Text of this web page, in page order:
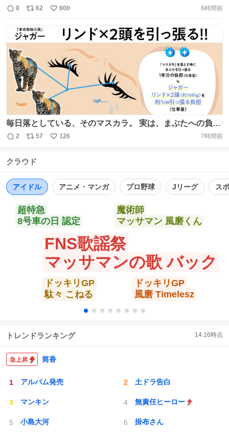
🥰 受付嬢の変装するって決めたの本人だけどメイクはセン
返
0
リ
ス
ト
数
62
い
数
800 6時間前
毎日落としている、そのマスカラ。 実は、まぶたへの負担
を1年分に換算すると 約168kgになると言われています😳
@tobuzoo7 📍しながわ水族館 @Shinagawa_Aqua 📍男
katurahama_aq https://t.co/T3FM54LpPd
https://t.co/fQDlXWdHIW
返
数
2
リ
ス
数
57
い
126 7時間前
クラウド
アイドル アニメ・マンガ プロ野球 Jリーグ ス
FNS歌謡祭
マッサマンの歌 バック
ドッキリGP
風磨 Timelesz
ドッキリGP
駄々 こねる
魔術師
マッサマン 風磨くん
超特急
8号車の日 認定
トレンドランキング 14:16時点
筒香
アルバム発売 土ドラ告白
マンキン 無責任ヒーロー
小島大河 掛布さん